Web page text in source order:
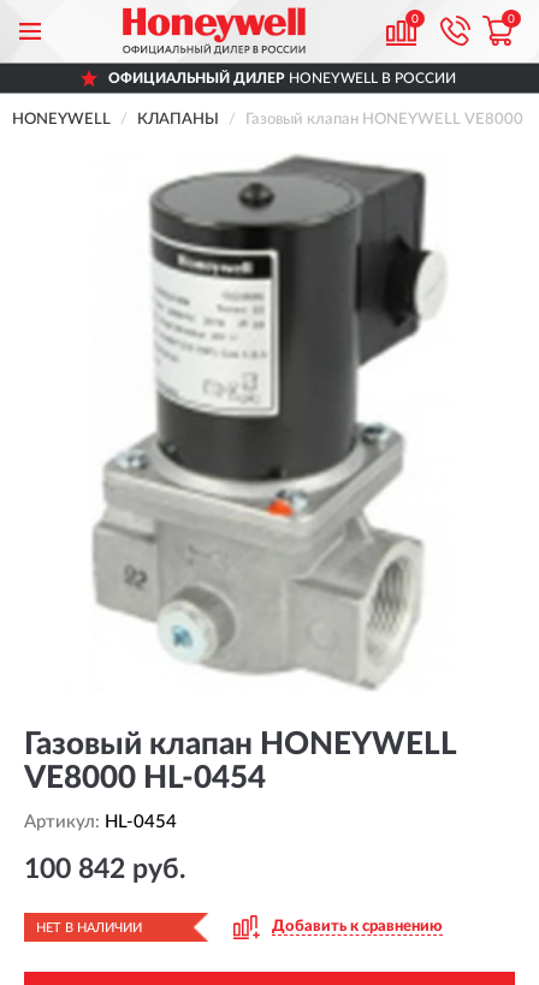
0 0
ОФИЦИАЛЬНЫЙ ДИЛЕРHONEYWELL В РОССИИ
HONEYWELL КЛАПАНЫ Газовый клапан HONEYWELL VE8000
Газовый клапан HONEYWELL
VE8000 HL-0454
Артикул: HL-0454
100 842 руб.
НЕТ В НАЛИЧИИ Добавить к сравнению